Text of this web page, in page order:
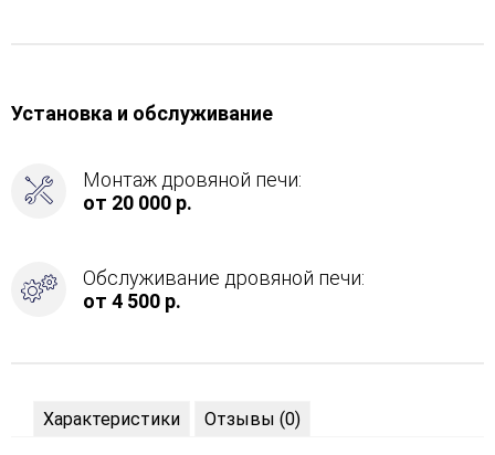
Установка и обслуживание
Монтаж дровяной печи:
от 20 000 р.
Обслуживание дровяной печи:
от 4 500 р.
Характеристики Отзывы (0)